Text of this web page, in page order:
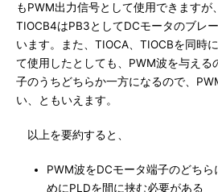
もPWM出力信号として使用できますが
TIOCB4はPB3としてDCモータのブレ
います。また、TIOCA、TIOCBを同時
て使用したとしても、PWM波を与える
子のうちどちらか一方になるので、
い、ともいえます。
以上を要約すると、
PWM波をDCモータ端子のどち
めにPLDを間に挟む必要がある